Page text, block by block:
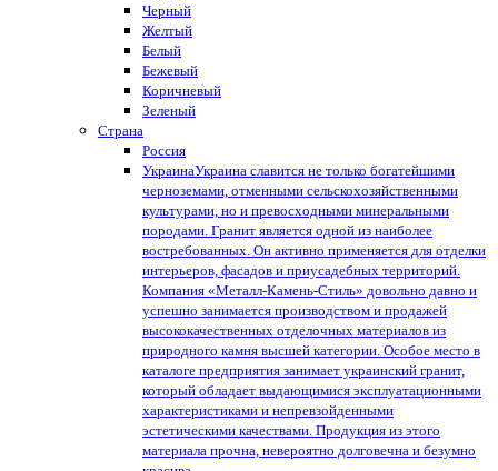
Черный
Желтый
Белый
Бежевый
Коричневый
Зеленый
Страна
Россия
УкраинаУкраина славится не только богатейшими
черноземами, отменными сельскохозяйственными
культурами, но и превосходными минеральными
породами. Гранит является одной из наиболее
востребованных. Он активно применяется для отделки
интерьеров, фасадов и приусадебных территорий.
Компания «Металл-Камень-Стиль» довольно давно и
успешно занимается производством и продажей
высококачественных отделочных материалов из
природного камня высшей категории. Особое место в
каталоге предприятия занимает украинский гранит,
который обладает выдающимися эксплуатационными
характеристиками и непревзойденными
эстетическими качествами. Продукция из этого
материала прочна, невероятно долговечна и безумно